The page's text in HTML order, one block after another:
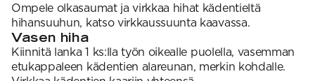
Ompele olkasaumat ja virkkaa hihat kädentieltä
hihansuuhun, katso virkkaussuunta kaavassa.
Vasen hiha
Kiinnitä lanka 1 ks:lla työn oikealle puolella, vasemman
etukappaleen kädentien alareunan, merkin kohdalle.